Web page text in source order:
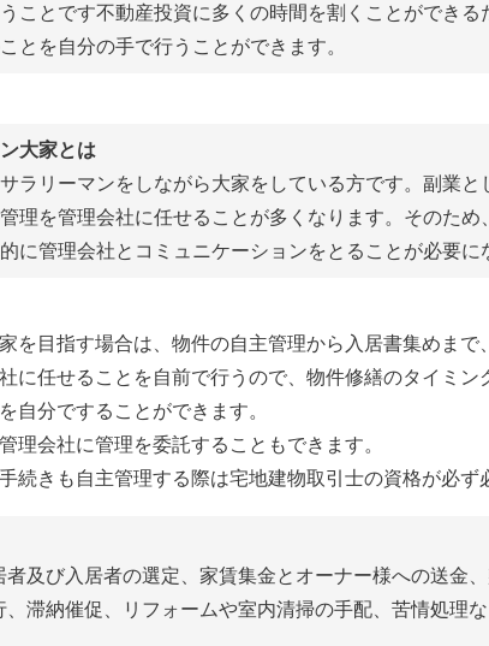
ことです不動産投資に多くの時間を割くことができる
とを自分の手で行うことができます。
大家とは
ラリーマンをしながら大家をしている方です。副業と
理を管理会社に任せることが多くなります。そのため
に管理会社とコミュニケーションをとることが必要に
を目指す場合は、物件の自主管理から入居書集めまで
に任せることを自前で行うので、物件修繕のタイミン
自分ですることができます。
理会社に管理を委託することもできます。
続きも自主管理する際は宅地建物取引士の資格が必ず
者及び入居者の選定、家賃集金とオーナー様への送金
、滞納催促、リフォームや室内清掃の手配、苦情処理